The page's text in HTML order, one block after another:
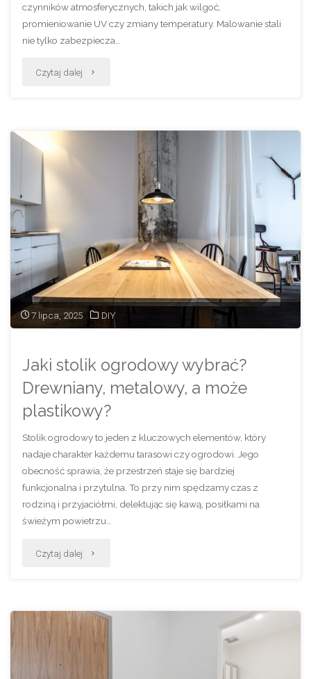
czynników atmosferycznych, takich jak wilgoć,
promieniowanie UV czy zmiany temperatury. Malowanie stali
nie tylko zabezpiecza…
Czytaj dalej "Malowanie
najważniejsze
informacje."
7 lipca, 2025 DIY
Jaki stolik ogrodowy wybrać?
Drewniany, metalowy, a może
plastikowy?
Stolik ogrodowy to jeden z kluczowych elementów, który
nadaje charakter każdemu tarasowi czy ogrodowi. Jego
obecność sprawia, że przestrzeń staje się bardziej
funkcjonalna i przytulna. To przy nim spędzamy czas z
rodziną i przyjaciółmi, delektując się kawą, posiłkami na
świeżym powietrzu…
Czytaj dalej "Jaki